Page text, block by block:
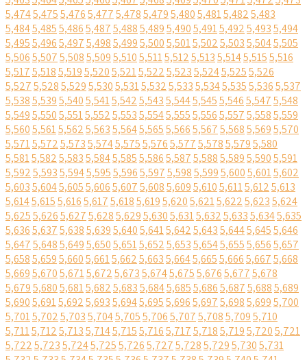
5,4745,4755,4765,4775,4785,4795,4805,4815,4825,483
5,4845,4855,4865,4875,4885,4895,4905,4915,4925,4935,494
5,4955,4965,4975,4985,4995,5005,5015,5025,5035,5045,505
5,5065,5075,5085,5095,5105,5115,5125,5135,5145,5155,516
5,5175,5185,5195,5205,5215,5225,5235,5245,5255,526
5,5275,5285,5295,5305,5315,5325,5335,5345,5355,5365,537
5,5385,5395,5405,5415,5425,5435,5445,5455,5465,5475,548
5,5495,5505,5515,5525,5535,5545,5555,5565,5575,5585,559
5,5605,5615,5625,5635,5645,5655,5665,5675,5685,5695,570
5,5715,5725,5735,5745,5755,5765,5775,5785,5795,580
5,5815,5825,5835,5845,5855,5865,5875,5885,5895,5905,591
5,5925,5935,5945,5955,5965,5975,5985,5995,6005,6015,602
5,6035,6045,6055,6065,6075,6085,6095,6105,6115,6125,613
5,6145,6155,6165,6175,6185,6195,6205,6215,6225,6235,624
5,6255,6265,6275,6285,6295,6305,6315,6325,6335,6345,635
5,6365,6375,6385,6395,6405,6415,6425,6435,6445,6455,646
5,6475,6485,6495,6505,6515,6525,6535,6545,6555,6565,657
5,6585,6595,6605,6615,6625,6635,6645,6655,6665,6675,668
5,6695,6705,6715,6725,6735,6745,6755,6765,6775,678
5,6795,6805,6815,6825,6835,6845,6855,6865,6875,6885,689
5,6905,6915,6925,6935,6945,6955,6965,6975,6985,6995,700
5,7015,7025,7035,7045,7055,7065,7075,7085,7095,710
5,7115,7125,7135,7145,7155,7165,7175,7185,7195,7205,721
5,7225,7235,7245,7255,7265,7275,7285,7295,7305,731